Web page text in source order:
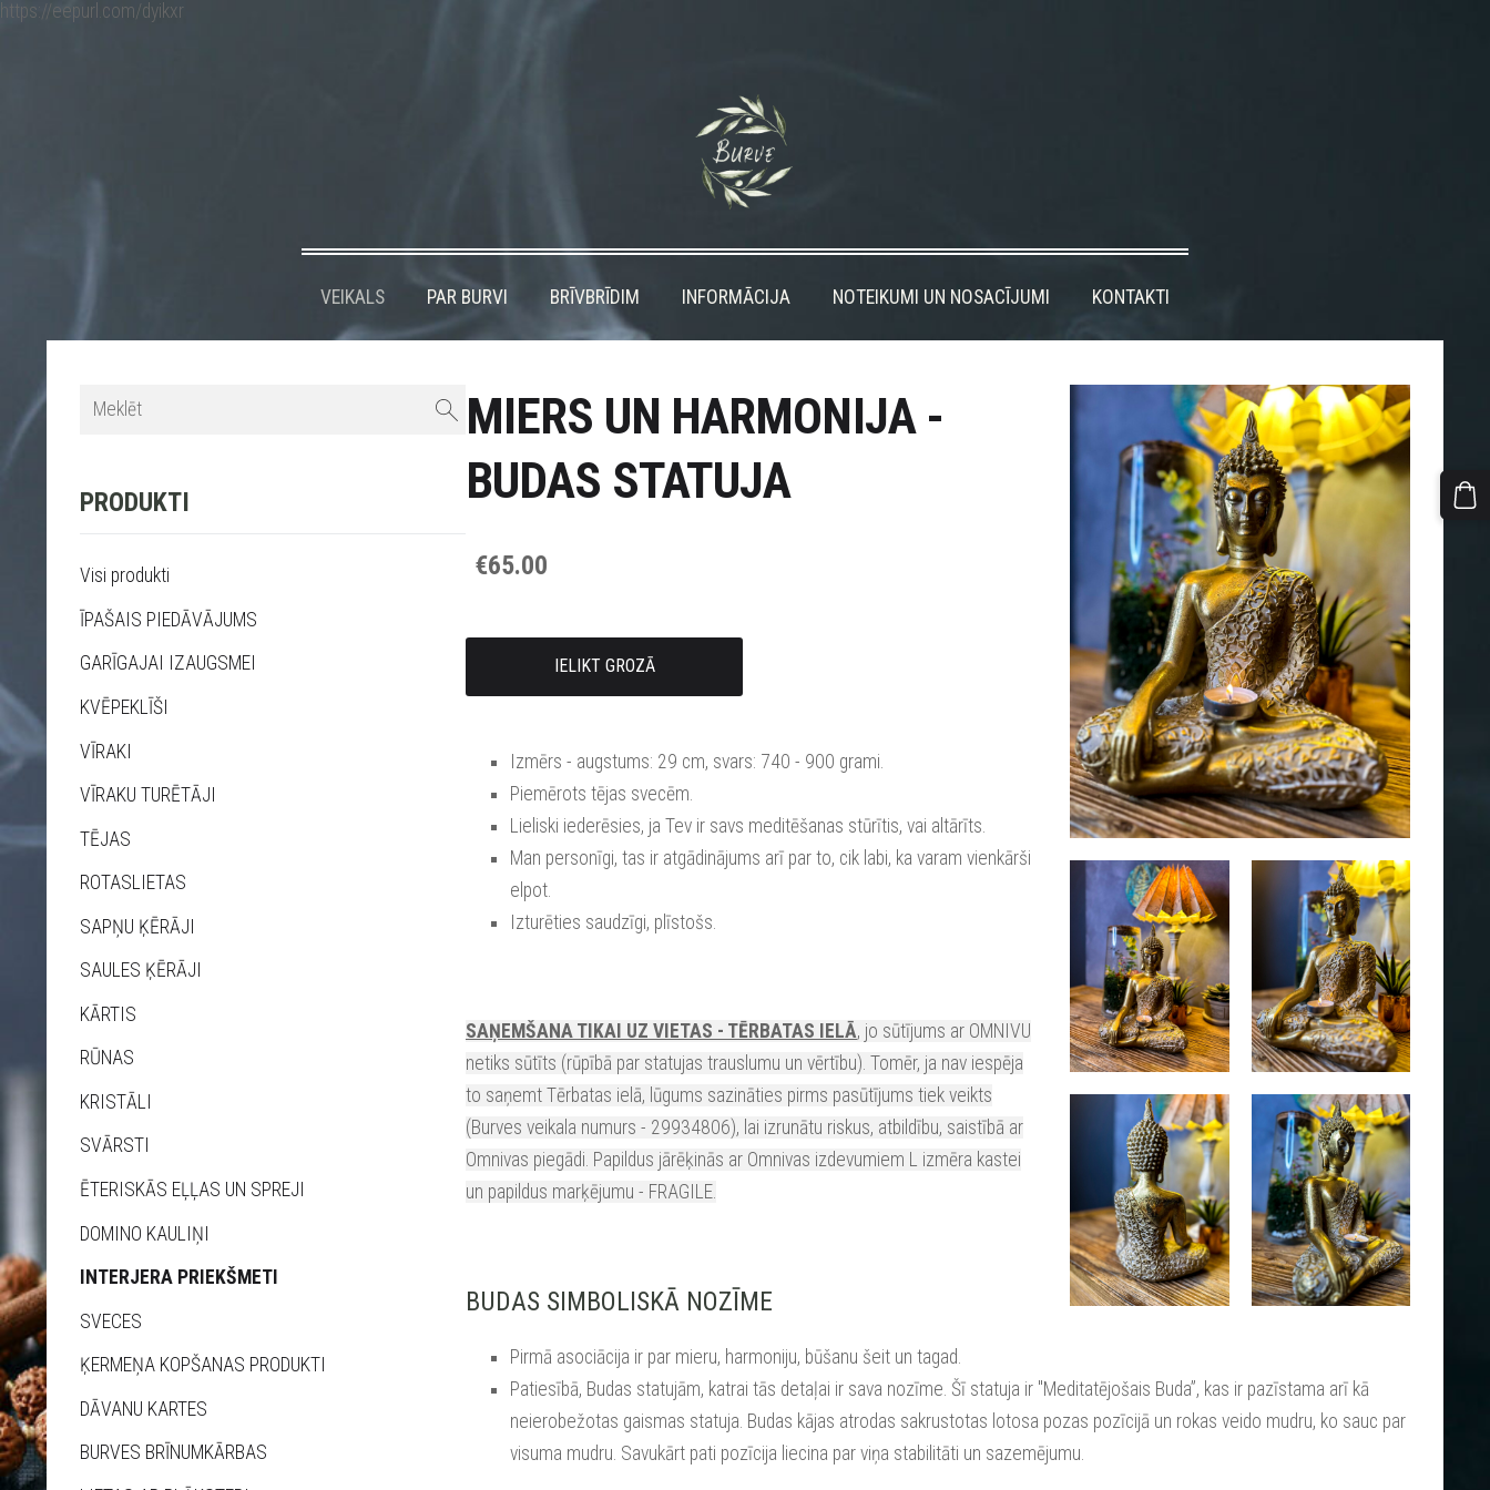
https://eepurl.com/dyikxr
VEIKALS PAR BURVI BRĪVBRĪDIM INFORMĀCIJA NOTEIKUMI UN NOSACĪJUMI KONTAKTI
PRODUKTI
Visi produkti
ĪPAŠAIS PIEDĀVĀJUMS
GARĪGAJAI IZAUGSMEI
KVĒPEKLĪŠI
VĪRAKI
VĪRAKU TURĒTĀJI
TĒJAS
ROTASLIETAS
SAPŅU ĶĒRĀJI
SAULES ĶĒRĀJI
KĀRTIS
RŪNAS
KRISTĀLI
SVĀRSTI
ĒTERISKĀS EĻĻAS UN SPREJI
DOMINO KAULIŅI
INTERJERA PRIEKŠMETI
SVECES
ĶERMEŅA KOPŠANAS PRODUKTI
DĀVANU KARTES
BURVES BRĪNUMKĀRBAS
MIERS UN HARMONIJA -
BUDAS STATUJA
€65.00
IELIKT GROZĀ
Izmērs - augstums: 29 cm, svars: 740 - 900 grami.
Piemērots tējas svecēm.
Lieliski iederēsies, ja Tev ir savs meditēšanas stūrītis, vai altārīts.
Man personīgi, tas ir atgādinājums arī par to, cik labi, ka varam vienkārši
elpot.
Izturēties saudzīgi, plīstošs.
SAŅEMŠANA TIKAI UZ VIETAS - TĒRBATAS IELĀ, jo sūtījums ar OMNIVU
netiks sūtīts (rūpībā par statujas trauslumu un vērtību). Tomēr, ja nav iespēja
to saņemt Tērbatas ielā, lūgums sazināties pirms pasūtījums tiek veikts
(Burves veikala numurs - 29934806), lai izrunātu riskus, atbildību, saistībā ar
Omnivas piegādi. Papildus jārēķinās ar Omnivas izdevumiem L izmēra kastei
un papildus marķējumu - FRAGILE.
BUDAS SIMBOLISKĀ NOZĪME
Pirmā asociācija ir par mieru, harmoniju, būšanu šeit un tagad.
Patiesībā, Budas statujām, katrai tās detaļai ir sava nozīme. Šī statuja ir "Meditatējošais Buda”, kas ir pazīstama arī kā
neierobežotas gaismas statuja. Budas kājas atrodas sakrustotas lotosa pozas pozīcijā un rokas veido mudru, ko sauc par
visuma mudru. Savukārt pati pozīcija liecina par viņa stabilitāti un sazemējumu.